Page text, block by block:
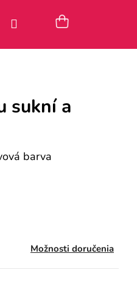
Posledné kúsky 9–49 €
PrihlásenieNákupný
sukní a
barva
Možnosti doručenia